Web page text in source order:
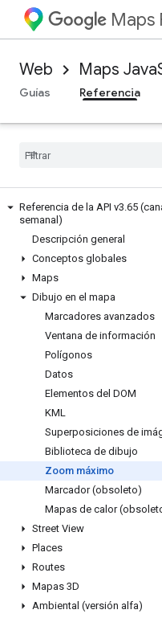
Maps
Web Maps
Guías
Referencia
Referencia de la API v3.65
semanal)
Descripción general
Conceptos globales
Maps
Dibujo en el mapa
Marcadores avanzados
Ventana de información
Polígonos
Datos
Elementos del DOM
KML
Superposiciones de
Biblioteca de dibujo
Zoom máximo
Marcador (obsoleto)
Mapas de calor
Street View
Places
Routes
Mapas 3D
Ambiental (versión alfa)